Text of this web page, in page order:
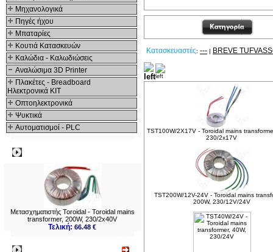
Μηχανολογικά
Πηγές ήχου
Μπαταρίες
Κουτιά Κατασκευών
Καλώδια - Καλωδιώσεις
Αναλώσιμα 3D Printer
Πλακέτες - Breadboard
Ηλεκτρονικά ΚΙΤ
Οπτοηλεκτρονικά
Ψυκτικά
Αυτοματισμοί - PLC
Μετασχηματιστής Toroidal - Toroidal mains
transformer, 200W, 230/2x40V
Τελική:66.48 €
Κατασκευαστές: --- | BREVE
TST100W/2X17V - Toroidal mains
230/2x17V
TST200W/12V-24V - Toroidal mains
200W, 230/12V/24V